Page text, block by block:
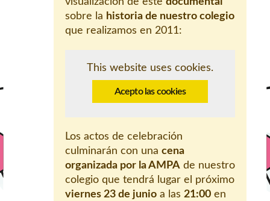
sobre la historia de nuestro colegio
que realizamos en 2011:
This website uses cookies.
Acepto las cookies
Los actos de celebración
culminarán con una cena
organizada por la AMPA de nuestro
colegio que tendrá lugar el próximo
viernes 23 de junio a las 21:00 en